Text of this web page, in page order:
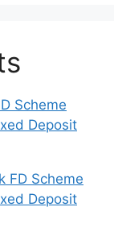
Scheme
Deposit
FD Scheme
Deposit